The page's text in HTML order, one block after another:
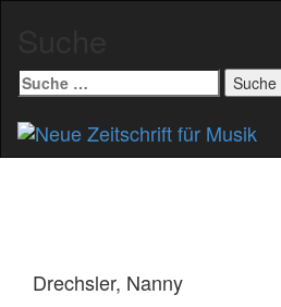
Suche
nach:
Drechsler, Nanny